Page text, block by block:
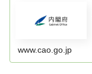
www.cao.go.jp